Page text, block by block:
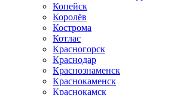
Копейск
Королёв
Кострома
Котлас
Красногорск
Краснодар
Краснознаменск
Краснокаменск
Краснокамск